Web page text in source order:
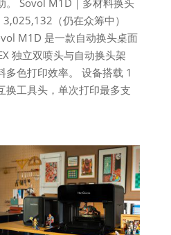
（仍在众筹中）
M1D 是一款自动换头桌面
独立双喷头与自动换头架
多色打印效率。 设备搭载 1
换工具头，单次打印最多支